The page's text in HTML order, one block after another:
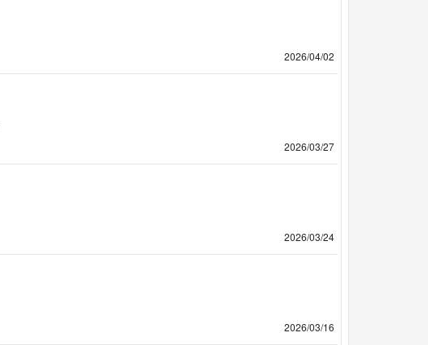
2026/04/02
2026/03/27
2026/03/24
2026/03/16